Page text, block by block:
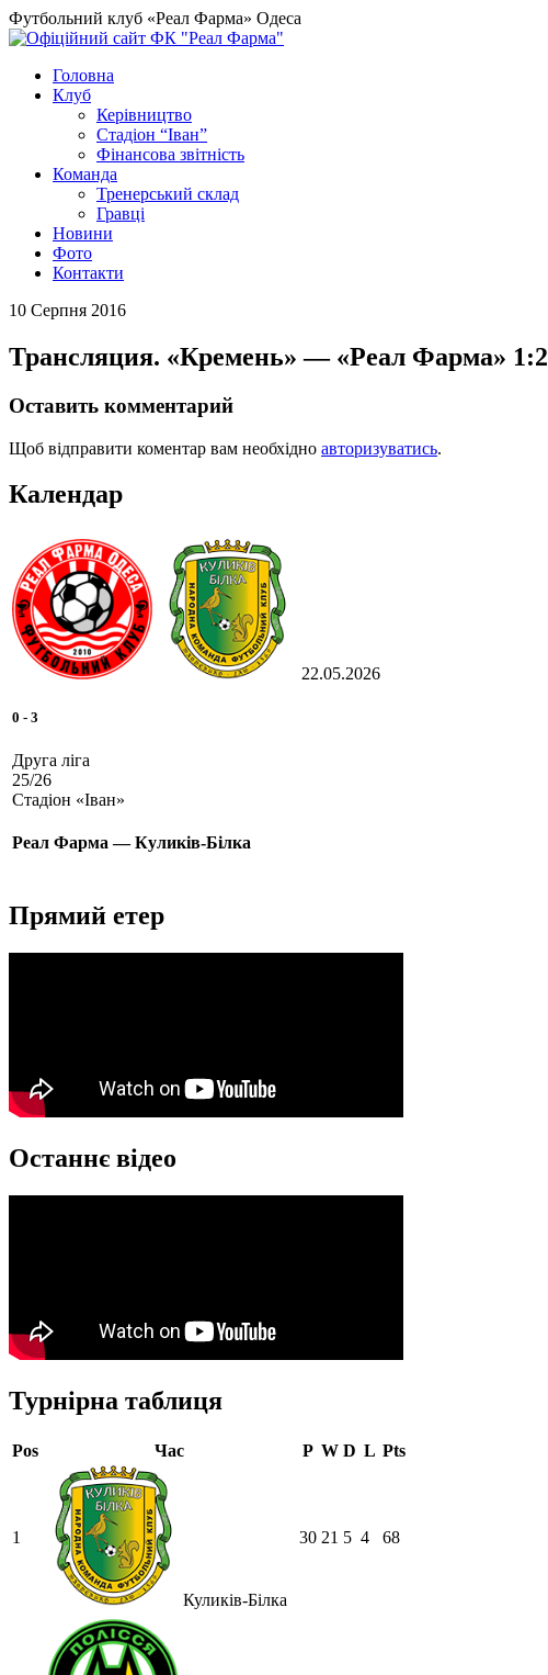
Футбольний клуб «Реал Фарма» Одеса
Головна
Клуб
Керівництво
Стадіон “Іван”
Фінансова звітність
Команда
Тренерський склад
Гравці
Новини
Фото
Контакти
10 Серпня 2016
Трансляция. «Кремень» — «Реал Фарма» 1:2
Оставить комментарий
Щоб відправити коментар вам необхідно авторизуватись.
Календар
22.05.2026
0 - 3
Друга ліга
25/26
Стадіон «Іван»
Реал Фарма — Куликів-Білка
Прямий етер
Останнє відео
Турнірна таблиця
Pos Час P W D L Pts
1
Куликів-Білка
30 21 5 4 68